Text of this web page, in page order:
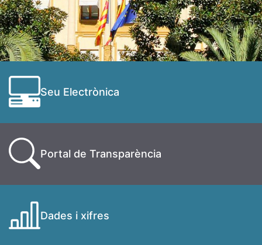
Seu Electrònica
Portal de Transparència
Dades i xifres